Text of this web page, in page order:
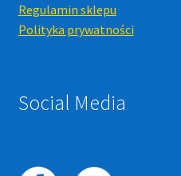
Regulamin sklepu
Polityka prywatności
Social Media